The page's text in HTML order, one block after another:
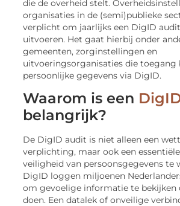
die de overheid stelt.
organisaties in de (semi)publieke
verplicht om jaarlijks een DigID
uitvoeren. Het gaat hierbij onder
gemeenten, zorginstellingen en
uitvoeringsorganisaties die toegang
persoonlijke gegevens via DigID.
Waarom is een
belangrijk?
De DigID audit is niet alleen een
verplichting, maar ook een
veiligheid van persoonsgegevens te
DigID loggen miljoenen
om gevoelige informatie te bekijken
doen. Een datalek of onveilige